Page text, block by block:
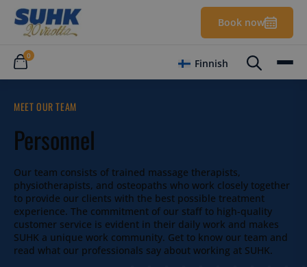
Book now
0
Finnish
MEET OUR TEAM
Personnel
Our team consists of trained massage therapists,
physiotherapists, and osteopaths who work closely together
to provide our clients with the best possible treatment
experience. The commitment of our staff to high-quality
customer service is evident in their daily work and makes
SUHK a unique work community. Get to know our team and
read what our professionals say about working at SUHK.